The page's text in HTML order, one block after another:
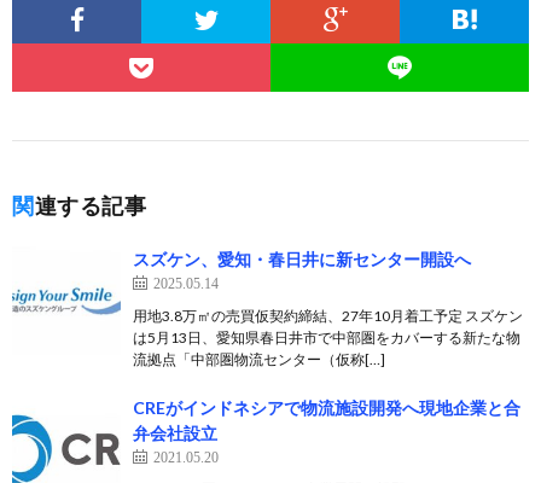
関連する記事
スズケン、愛知・春日井に新センター開設へ
2025.05.14
用地3.8万㎡の売買仮契約締結、27年10月着工予定 スズケン
は5月13日、愛知県春日井市で中部圏をカバーする新たな物
流拠点「中部圏物流センター（仮称[…]
CREがインドネシアで物流施設開発へ現地企業と合
弁会社設立
2021.05.20